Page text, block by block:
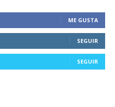
ME GUSTA
SEGUIR
SEGUIR